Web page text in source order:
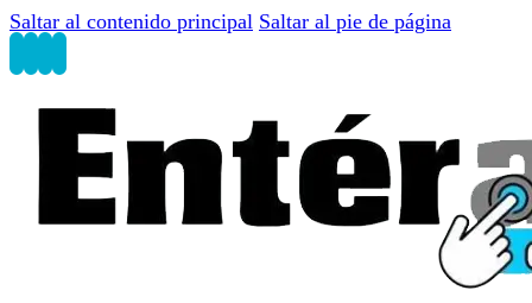
Saltar al contenido principal Saltar al pie de página